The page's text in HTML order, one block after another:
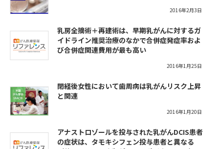
2016年2月3日
乳房全摘術＋再建術は、早期乳がんに対するガ
イドライン推奨治療のなかで合併症発症率およ
び合併症関連費用が最も高い
2016年1月25日
閉経後女性において歯周病は乳がんリスク上昇
と関連
2016年1月20日
アナストロゾールを投与された乳がんDCIS患者
の症状は、タモキシフェン投与患者と異なる